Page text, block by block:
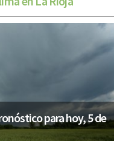
para hoy, 5 de